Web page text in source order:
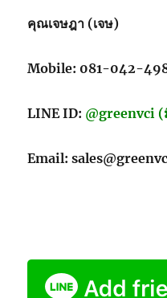
คุณเจษฎา (เจษ)
Mobile: 081-042-
LINE ID: @greenvci
Email: